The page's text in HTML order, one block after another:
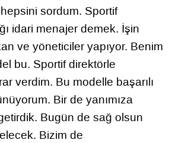
sordum. Sportif
idari menajer demek. İşin
ve yöneticiler yapıyor. Benim
bu. Sportif direktörle
verdim. Bu modelle başarılı
Bir de yanımıza
Bugün de sağ olsun
Bizim de